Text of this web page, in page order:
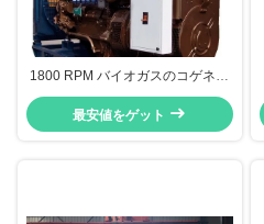
1800 RPM バイオガスのコゲネレ
ーション 熱と電力を組み合わせた
BHKW 60KW 75KVA 60Hz
最安値をゲット